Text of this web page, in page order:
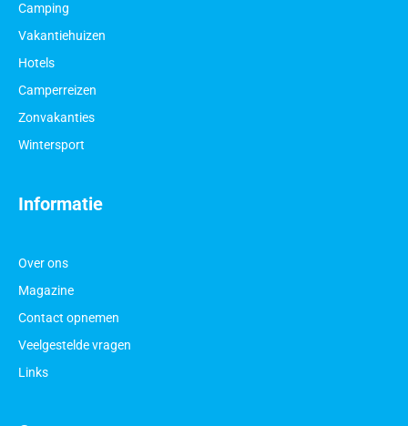
Informatie
Over ons
Magazine
Contact opnemen
Veelgestelde vragen
Links
Camping
Vakantiehuizen
Hotels
Camperreizen
Zonvakanties
Wintersport